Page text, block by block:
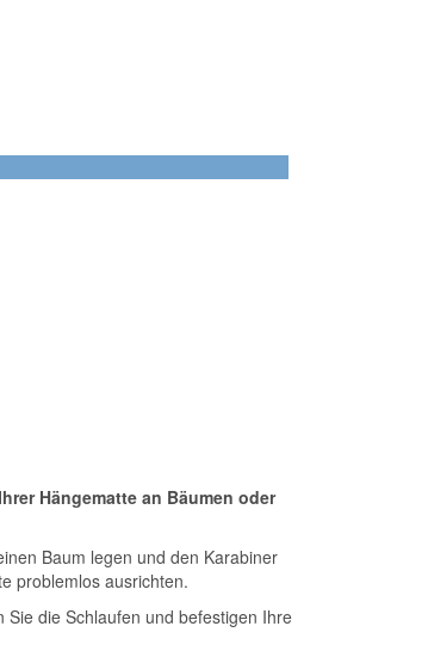
Hängematte an Bäumen oder
Baum legen und den Karabiner
problemlos ausrichten.
Sie die Schlaufen und befestigen Ihre